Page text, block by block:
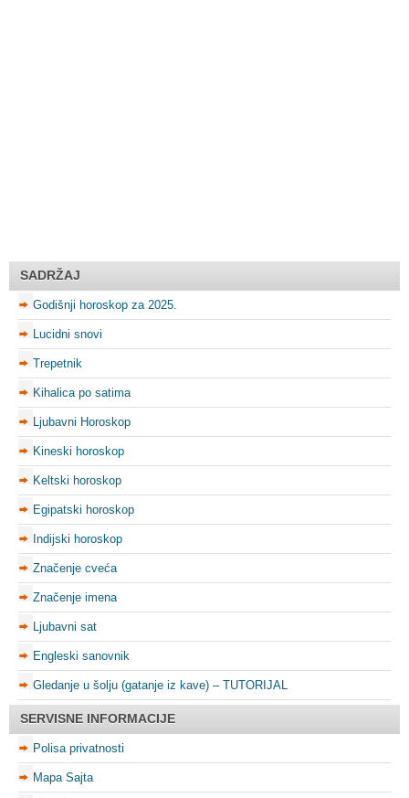
SADRŽAJ
Godišnji horoskop za 2025.
Lucidni snovi
Trepetnik
Kihalica po satima
Ljubavni Horoskop
Kineski horoskop
Keltski horoskop
Egipatski horoskop
Indijski horoskop
Značenje cveća
Značenje imena
Ljubavni sat
Engleski sanovnik
Gledanje u šolju (gatanje iz kave) – TUTORIJAL
SERVISNE INFORMACIJE
Polisa privatnosti
Mapa Sajta